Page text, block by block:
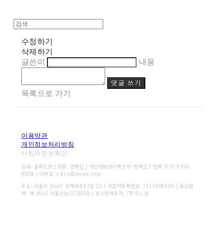
수정하기
삭제하기
글쓴이
내용
댓글 쓰기
목록으로 가기
이용약관
개인정보처리방침
사업자정보확인
상호: 블루도프 | 대표: 변혜진 | 개인정보관리책임자: 변혜진 | 전화: 010-9398-
4868 | 이메일: o-hi-o@naver.com
주소: 서울시 강남구 양재대로43길 29 | 사업자등록번호: 7111900140 | 통신판
매: 제 2016-서울강남-03200호 | 호스팅제공자: (주)식스샵